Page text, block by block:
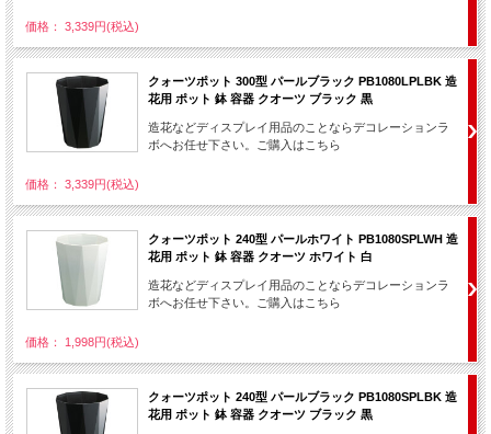
価格： 3,339円(税込)
クォーツポット 300型 パールブラック PB1080LPLBK 造
花用 ポット 鉢 容器 クオーツ ブラック 黒
造花などディスプレイ用品のことならデコレーションラ
ボへお任せ下さい。ご購入はこちら
価格： 3,339円(税込)
クォーツポット 240型 パールホワイト PB1080SPLWH 造
花用 ポット 鉢 容器 クオーツ ホワイト 白
造花などディスプレイ用品のことならデコレーションラ
ボへお任せ下さい。ご購入はこちら
価格： 1,998円(税込)
クォーツポット 240型 パールブラック PB1080SPLBK 造
花用 ポット 鉢 容器 クオーツ ブラック 黒